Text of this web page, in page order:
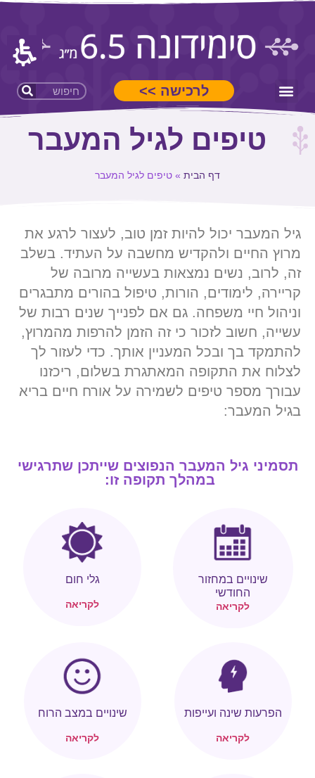
לרכישה >>
טיפים לגיל המעבר
דף הבית » טיפים לגיל המעבר
גיל המעבר יכול להיות זמן טוב, לעצור לרגע את
מרוץ החיים ולהקדיש מחשבה על העתיד. בשלב
זה, לרוב, נשים נמצאות בעשייה מרובה של
קריירה, לימודים, הורות, טיפול בהורים מתבגרים
וניהול חיי משפחה. גם אם לפנייך שנים רבות של
עשייה, חשוב לזכור כי זה הזמן להרפות מהמרוץ,
להתמקד בך ובכל המעניין אותך. כדי לעזור לך
לצלוח את התקופה המאתגרת בשלום, ריכזנו
עבורך מספר טיפים לשמירה על אורח חיים בריא
בגיל המעבר:
תסמיני גיל המעבר הנפוצים שייתכן שתרגישי
במהלך תקופה זו:
שינויים במחזור
החודשי
לקריאה
גלי חום
לקריאה
הפרעות שינה ועייפות
לקריאה
שינויים במצב הרוח
לקריאה